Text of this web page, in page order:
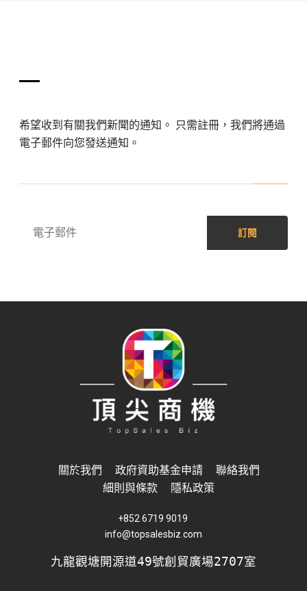
希望收到有關我們新聞的通知。 只需註冊，我們將通過
電子郵件向您發送通知。
訂閱
關於我們 政府資助基金申請
聯絡我們
細則與條款
隱私政策
+852 6719 9019
info@topsalesbiz.com
九龍觀塘開源道49號創貿廣場2707室